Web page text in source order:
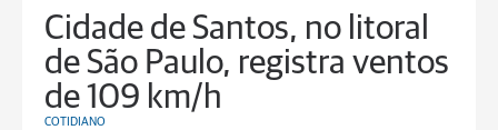
Cidade de Santos, no litoral
de São Paulo, registra ventos
de 109 km/h
COTIDIANO